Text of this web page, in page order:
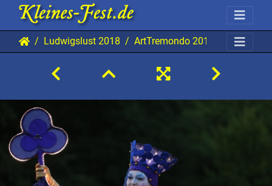
Ludwigslust 2018 ArtTremondo 20180810 Lu